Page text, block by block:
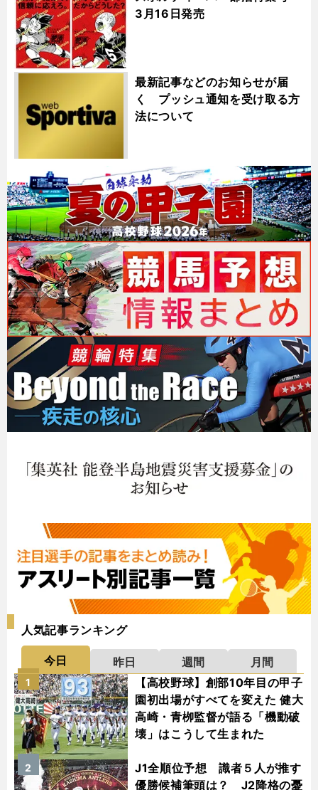
3月16日発売
最新記事などのお知らせが届
く プッシュ通知を受け取る方
法について
人気記事ランキング
今日 昨日 週間
月間
【高校野球】創部10年目の甲子
園初出場がすべてを変えた 健大
高崎・青栁監督が語る「機動破
壊」はこうして生まれた
1
J1全順位予想 識者５人が推す
優勝候補筆頭は？ J2降格の憂
2